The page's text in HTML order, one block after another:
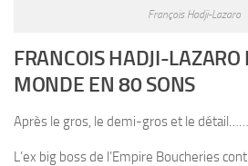
François Hadji-Lazaro
FRANCOIS HADJI-LAZARO
MONDE EN 80 SONS
Après le gros, le demi-gros et le
L’ex big boss de l’Empire Boucheries